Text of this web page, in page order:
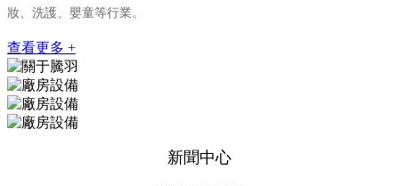
妝、洗護、嬰童等行業。
查看更多 +
新聞中心